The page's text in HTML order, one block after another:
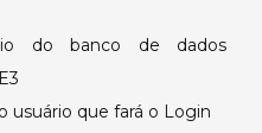
do banco de dados
usuário que fará o Login